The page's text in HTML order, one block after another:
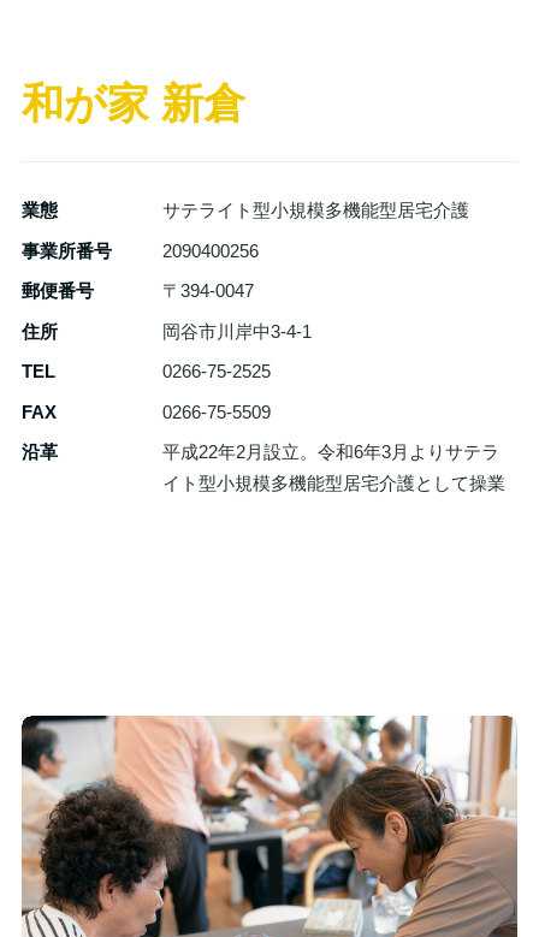
和が家 新倉
業態
サテライト型小規模多機能型居宅介護
事業所番号
2090400256
郵便番号
〒394-0047
住所
岡谷市川岸中3-4-1
TEL
0266-75-2525
FAX
0266-75-5509
沿革
平成22年2月設立。令和6年3月よりサテラ
イト型小規模多機能型居宅介護として操業